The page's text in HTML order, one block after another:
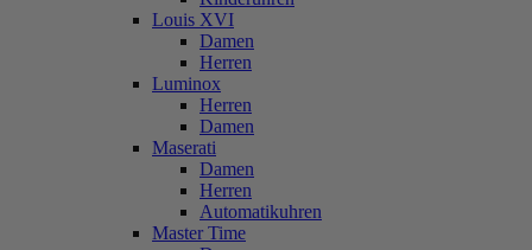
Louis XVI
Damen
Herren
Luminox
Herren
Damen
Maserati
Damen
Herren
Automatikuhren
Master Time